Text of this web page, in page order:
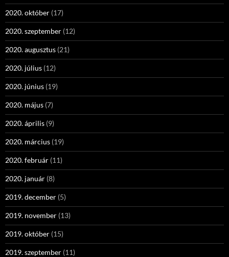
2020. október (17)
2020. szeptember (12)
2020. augusztus (21)
2020. július (12)
2020. június (19)
2020. május (7)
2020. április (9)
2020. március (19)
2020. február (11)
2020. január (8)
2019. december (5)
2019. november (13)
2019. október (15)
2019. szeptember (11)